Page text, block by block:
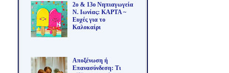
2ο & 13ο Νηπιαγωγεία
Ν. Ιωνίας: ΚΑΡΤΑ ~
Ευχές για το
Καλοκαίρι
Αποξένωση ή
Επανασύνδεση: Τι